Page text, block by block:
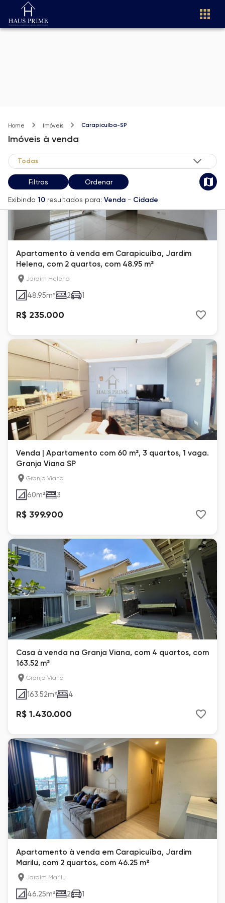
Home Imóveis Carapicuíba-SP
Imóveis à venda
Filtros Ordenar
Exibindo 10 resultados para: Venda - Cidade
Apartamento à venda em Carapicuíba, Jardim
Helena, com 2 quartos, com 48.95 m²
Jardim Helena
48.95m² 2 1
R$ 235.000
Venda | Apartamento com 60 m², 3 quartos, 1 vaga.
Granja Viana SP
Granja Viana
60m² 3
R$ 399.900
Casa à venda na Granja Viana, com 4 quartos, com
163.52 m²
Granja Viana
163.52m² 4
R$ 1.430.000
Apartamento à venda em Carapicuíba, Jardim
Marilu, com 2 quartos, com 46.25 m²
Jardim Marilu
46.25m² 2 1